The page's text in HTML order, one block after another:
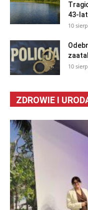
43-
10
10
ZDROWIE I